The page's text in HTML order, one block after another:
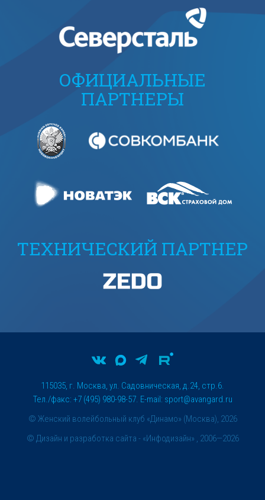
ОФИЦИАЛЬНЫЕ
ПАРТНЕРЫ
ТЕХНИЧЕСКИЙ ПАРТНЕР
© Женский волейбольный клуб «Динамо» (Москва), 2026
115035, г. Москва, ул. Садовническая, д.24, стр.6.
Тел./факс: +7 (495) 980-98-57. E-mail: sport@avangard.ru
© Дизайн и разработка сайта - «Инфодизайн» , 2006—2026